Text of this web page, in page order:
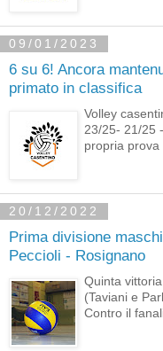
09/01/2023
6 su 6! Ancora
primato in classifica
Volley
23/25- 21/25
propria prova
20/12/2022
Prima divisione
Peccioli - Rosignano
Quinta
(Taviani e
Contro il